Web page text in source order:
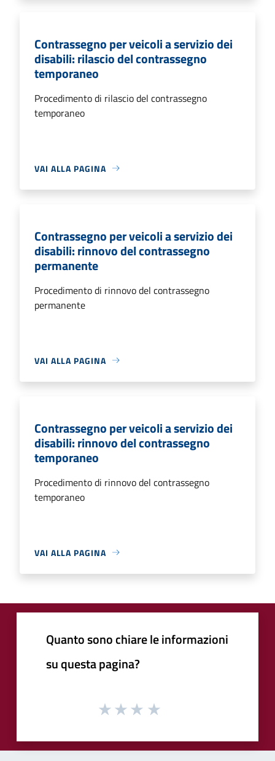
Contrassegno per veicoli a servizio dei
disabili: rilascio del contrassegno
temporaneo
Procedimento di rilascio del contrassegno
temporaneo
VAI ALLA PAGINA
Contrassegno per veicoli a servizio dei
disabili: rinnovo del contrassegno
permanente
Procedimento di rinnovo del contrassegno
permanente
VAI ALLA PAGINA
Contrassegno per veicoli a servizio dei
disabili: rinnovo del contrassegno
temporaneo
Procedimento di rinnovo del contrassegno
temporaneo
VAI ALLA PAGINA
Quanto sono chiare le informazioni
su questa pagina?